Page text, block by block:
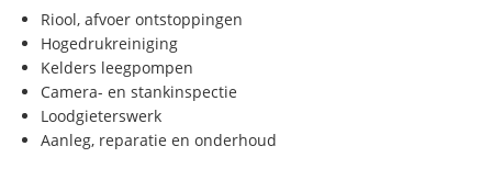
Riool, afvoer ontstoppingen
Hogedrukreiniging
Kelders leegpompen
Camera- en stankinspectie
Loodgieterswerk
Aanleg, reparatie en onderhoud